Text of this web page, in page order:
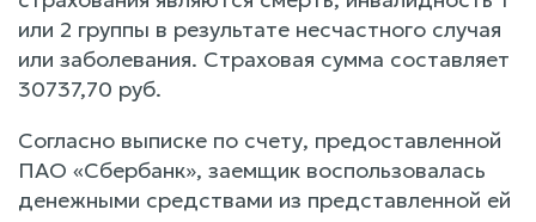
или 2 группы в результате несчастного случая
или заболевания. Страховая сумма составляет
30737,70 руб.
Согласно выписке по счету, предоставленной
ПАО «Сбербанк», заемщик воспользовалась
денежными средствами из представленной ей